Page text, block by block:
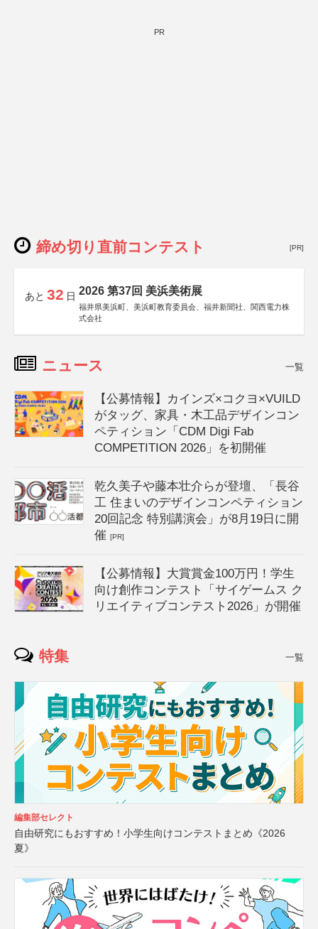
PR
締め切り直前コンテスト [PR]
あと 32 日 2026 第37回 美浜美術展
福井県美浜町、美浜町教育委員会、福井新聞社、関西電力株
式会社
ニュース 一覧
【公募情報】カインズ×コクヨ×VUILD
がタッグ、家具・木工品デザインコン
ペティション「CDM Digi Fab
COMPETITION 2026」を初開催
乾久美子や藤本壮介らが登壇、「長谷
工 住まいのデザインコンペティション
20回記念 特別講演会」が8月19日に開
催[PR]
【公募情報】大賞賞金100万円！学生
向け創作コンテスト「サイゲームス ク
リエイティブコンテスト2026」が開催
特集 一覧
編集部セレクト
自由研究にもおすすめ！小学生向けコンテストまとめ《2026
夏》